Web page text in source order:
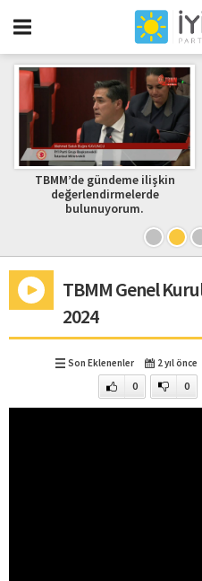
TBMM’de gündeme ilişkin
değerlendirmelerde
bulunuyorum.
TBMM Genel
2024
Son Eklenenler 2 yıl önce
0 0